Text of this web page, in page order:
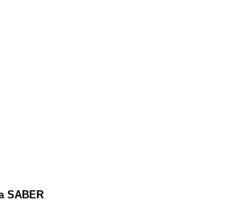
SABER